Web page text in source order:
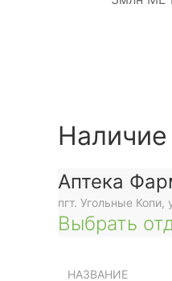
Наличие
Аптека
пгт. Угольные
Выбрать
НАЗВАНИЕ